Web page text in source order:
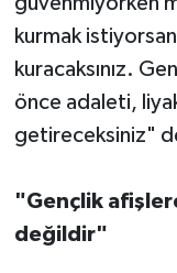
kurmak
kuracaksınız.
önce adaleti,
getireceksiniz"
"Gençlik
değildir"